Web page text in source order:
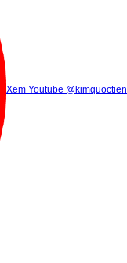
Xem Tik Tok
Gọi điện (8h00 - 21h30)
Xem Youtube @kimquoctien